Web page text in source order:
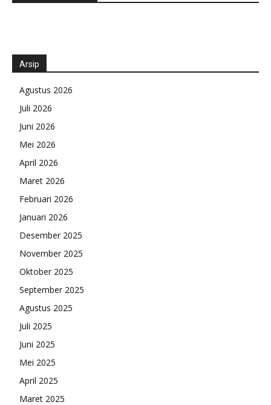
Arsip
Agustus 2026
Juli 2026
Juni 2026
Mei 2026
April 2026
Maret 2026
Februari 2026
Januari 2026
Desember 2025
November 2025
Oktober 2025
September 2025
Agustus 2025
Juli 2025
Juni 2025
Mei 2025
April 2025
Maret 2025